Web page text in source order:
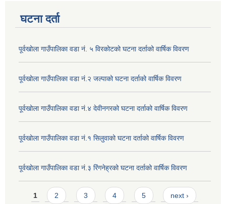
घटना दर्ता
पूर्वखोला गाउँपालिका वडा नं. ५ विरकोटको घटना दर्ताको वार्षिक विवरण
पूर्वखोला गाउँपालिका वडा नं.२ जल्पाको घटना दर्ताको वार्षिक विवरण
पूर्वखोला गाउँपालिका वडा नं.४ देवीनगरको घटना दर्ताको वार्षिक विवरण
पूर्वखोला गाउँपालिका वडा नं.१ सिलुवाको घटना दर्ताको वार्षिक विवरण
पूर्वखोला गाउँपालिका वडा नं.३ रिंगनेह्रको घटना दर्ताको वार्षिक विवरण
Pages
1 2 3 4 5 next ›